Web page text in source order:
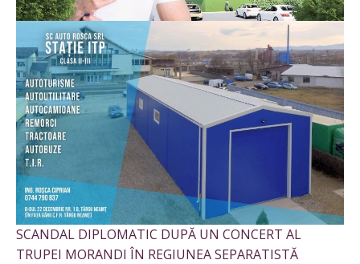
SCANDAL DIPLOMATIC DUPĂ UN CONCERT AL
TRUPEI MORANDI ÎN REGIUNEA SEPARATISTĂ